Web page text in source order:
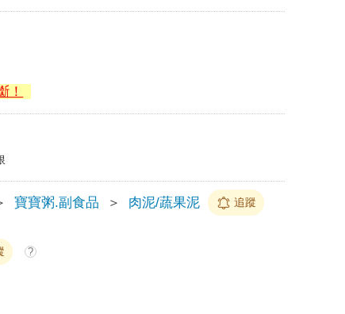
！
寶寶粥.副食品 ＞ 肉泥/蔬果泥 追蹤
?